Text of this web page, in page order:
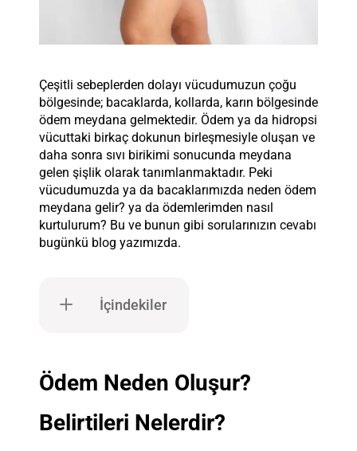
Çeşitli sebeplerden dolayı vücudumuzun çoğu
bölgesinde; bacaklarda, kollarda, karın bölgesinde
ödem meydana gelmektedir. Ödem ya da hidropsi
vücuttaki birkaç dokunun birleşmesiyle oluşan ve
daha sonra sıvı birikimi sonucunda meydana
gelen şişlik olarak tanımlanmaktadır. Peki
vücudumuzda ya da bacaklarımızda neden ödem
meydana gelir? ya da ödemlerimden nasıl
kurtulurum? Bu ve bunun gibi sorularınızın cevabı
bugünkü blog yazımızda.
İçindekiler
Ödem Neden Oluşur?
Belirtileri Nelerdir?